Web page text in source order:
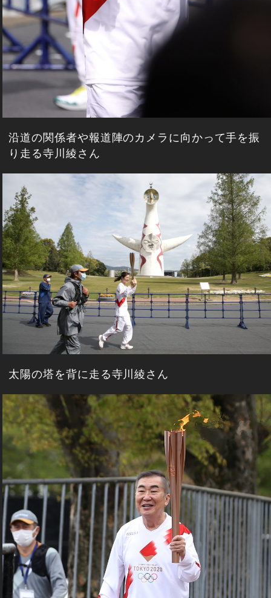
沿道の関係者や報道陣のカメラに向かって手を振
り走る寺川綾さん
太陽の塔を背に走る寺川綾さん